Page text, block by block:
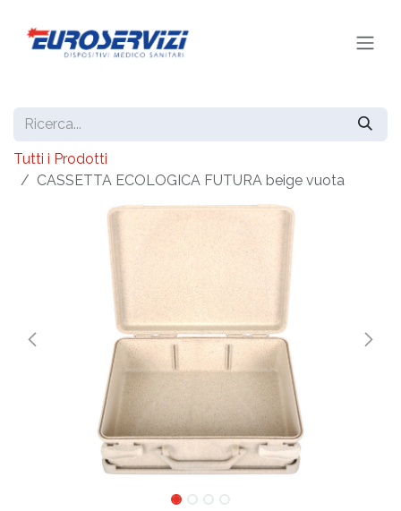
Tutti i Prodotti
CASSETTA ECOLOGICA FUTURA beige vuota